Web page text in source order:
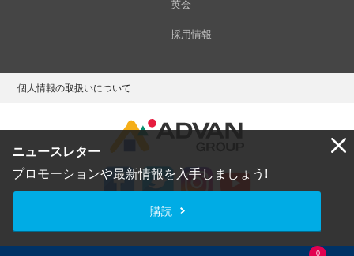
0
ニュースレター
プロモーションや最新情報を入手しましょう!
購読
英会
採用情報
個人情報の取扱いについて